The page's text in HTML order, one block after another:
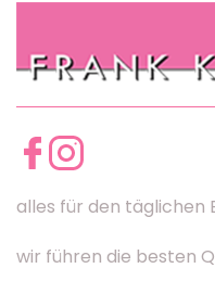
alles für den täglichen
wir führen die besten